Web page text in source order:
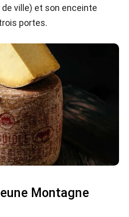
ville) et son enceinte
portes.
Montagne